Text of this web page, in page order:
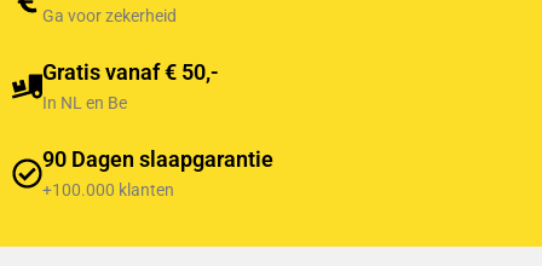
Ga voor zekerheid
Gratis vanaf € 50,-
In NL en Be
90 Dagen slaapgarantie
+100.000 klanten